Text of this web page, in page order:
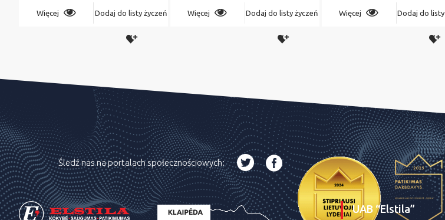
Więcej Dodaj do listy życzeń Więcej Dodaj do listy życzeń Więcej Dodaj do listy
Śledź nas na portalach społecznościowych:
UAB “Elstila”